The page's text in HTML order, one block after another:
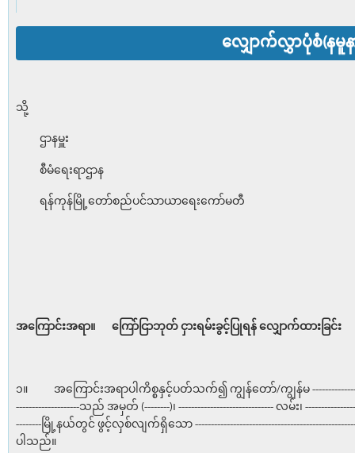
လျှောက်လွှာပုံစံ(နမူန
သို့
ဌာနမှူး
စီမံရေးရာဌာန
ရန်ကုန်မြို့တော်စည်ပင်သာယာရေးကော်မတီ
အကြောင်းအရာ။ ကြော်ငြာဘုတ် ငှားရမ်းခွင့်ပြုရန် လျှောက်ထားခြင်း
၁။ အကြောင်းအရာပါကိစ္စနှင့်ပတ်သက်၍ ကျွန်တော်/ကျွန်မ
--------------------သည် အမှတ် (--------)၊ ------------------------------ လမ်း၊
--------မြို့နယ်တွင် ဖွင့်လှစ်လျက်ရှိသော
ပါသည်။